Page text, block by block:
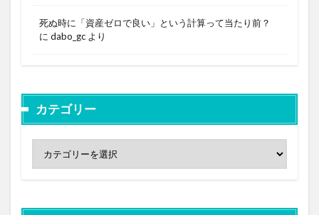
死ぬ時に「資産ゼロで良い」という計算って当たり前？
に dabo_gc より
カテゴリー